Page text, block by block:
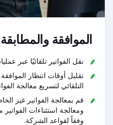
الموافقة والمطابقة
نقل الفواتير تلقائيًا عبر
تقليل أوقات انتظار
التلقائي لتسريع معالجة
قم بمعالجة الفواتير غير
ومعالجة استثناءات
وفقاً لقواعد الشركة.